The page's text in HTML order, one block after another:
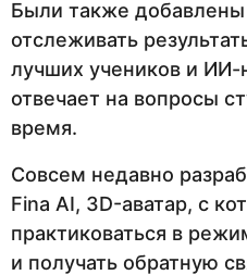
Были также
отслеживать
лучших учеников и ИИ-
отвечает на вопросы
время.
Совсем недавно
Fina AI, 3D-аватар, с
практиковаться в
и получать обратную